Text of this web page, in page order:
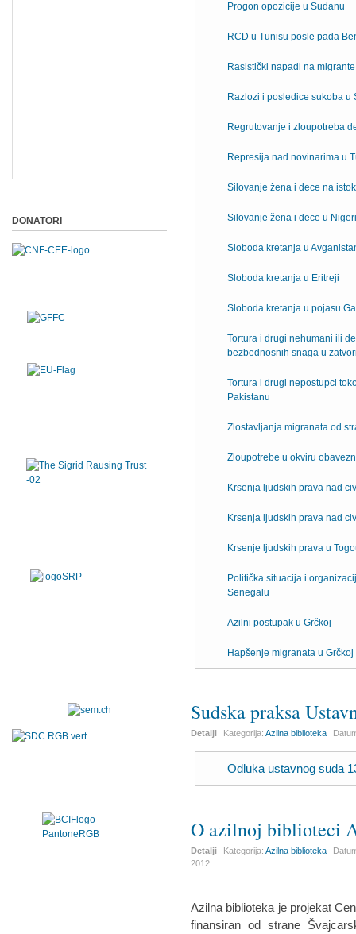
Progon opozicije u Sudanu
RCD u Tunisu posle pada
Rasistički napadi na
Razlozi i posledice sukoba u
Regrutovanje i zloupotreba
Represija nad novinarima u
Silovanje žena i dece na
Silovanje žena i dece u
Sloboda kretanja u
Sloboda kretanja u Eritreji
Sloboda kretanja u pojasu
Tortura i drugi nehumani ili
bezbednosnih snaga u
Tortura i drugi nepostupci
Pakistanu
Zlostavljanja migranata od
Zloupotrebe u okviru
Krsenja ljudskih prava nad
Krsenja ljudskih prava nad
Krsenje ljudskih prava u
Politička situacija i
Senegalu
Azilni postupak u Grčkoj
Hapšenje migranata u
Sudska praksa
Detalji Kategorija:Azilna biblioteka
Odluka ustavnog suda
O azilnoj biblioteci
Detalji Kategorija:Azilna biblioteka
2012
Azilna biblioteka je projekat
finansiran od strane
DONATORI